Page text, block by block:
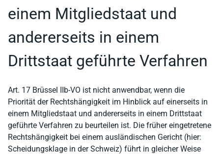
einem Mitgliedstaat und
andererseits in einem
Drittstaat geführte Verfahren
Art. 17 Brüssel IIb-VO ist nicht anwendbar, wenn die
Priorität der Rechtshängigkeit im Hinblick auf einerseits in
einem Mitgliedstaat und andererseits in einem Drittstaat
geführte Verfahren zu beurteilen ist. Die früher eingetretene
Rechtshängigkeit bei einem ausländischen Gericht (hier:
Scheidungsklage in der Schweiz) führt in gleicher Weise